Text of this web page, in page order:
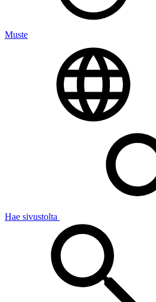
Muste
Hae sivustolta